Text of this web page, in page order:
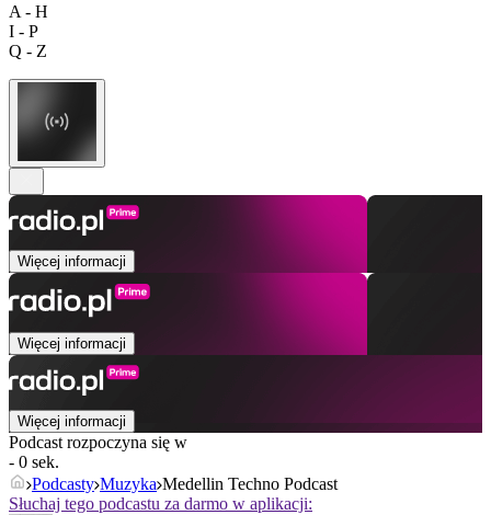
A - H
I - P
Q - Z
Więcej informacji
Więcej informacji
Więcej informacji
Podcast rozpoczyna się w
- 0 sek.
Podcasty Muzyka Medellin Techno Podcast
Słuchaj tego podcastu za darmo w aplikacji: